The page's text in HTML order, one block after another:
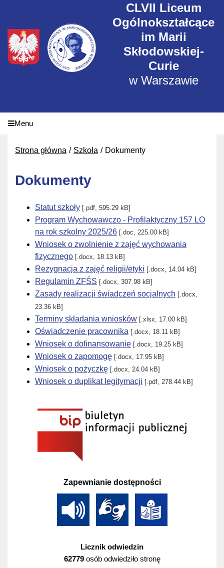
CLVII Liceum
Ogólnokształcące
im Marii
Skłodowskiej-
Curie
w Warszawie
Menu
Strona główna Szkoła Dokumenty
Dokumenty
Statut szkoły [.pdf, 595.29 kB]
Program Wychowawczo - Profilaktyczny 157 LO
na rok szkolny 2025/26 [.doc, 225.00 kB]
Wniosek o zwolnienie z zajęć wychowania
fizycznego [.docx, 18.13 kB]
Rezygnacja z zajęć religii/etyki [.docx, 14.04 kB]
Regulamin ZFŚS [.docx, 307.98 kB]
Zasady realizacji świadczeń socjalnych [.docx,
23.36 kB]
Terminy składania wniosków [.xlsx, 17.00 kB]
Oświadczenie pracownika [.docx, 18.11 kB]
Wniosek o dofinansowanie [.docx, 19.25 kB]
Wniosek o zapomogę [.docx, 17.95 kB]
Wniosek o pożyczkę [.docx, 24.04 kB]
Wniosek o duplikat legitymacji [.pdf, 278.44 kB]
Zapewnianie dostępności
Licznik odwiedzin
62779osób odwiedziło stronę